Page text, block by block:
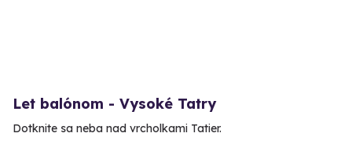
Let balónom - Vysoké Tatry
Dotknite sa neba nad vrcholkami Tatier.